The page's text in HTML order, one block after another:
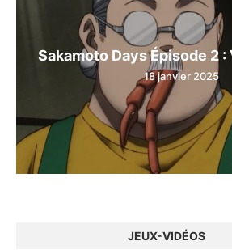
Sakamoto Days Épisode 2 :
18 janvier 2025
JEUX-VIDÉOS